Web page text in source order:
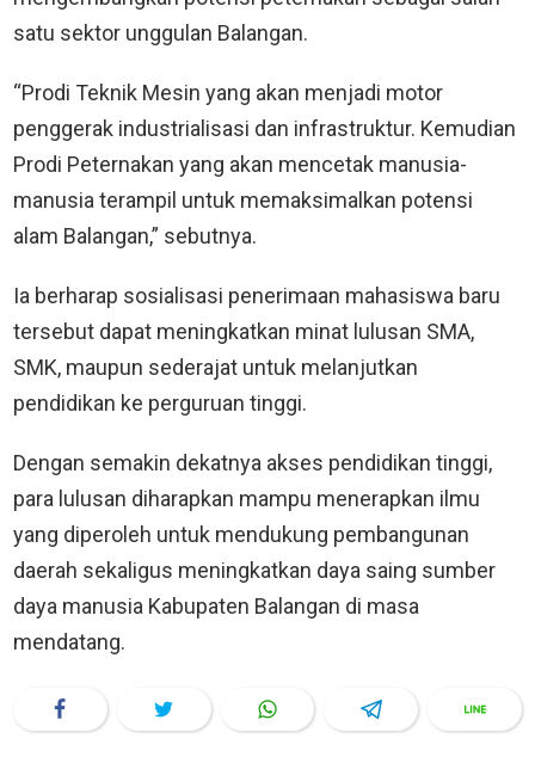
satu sektor unggulan Balangan.
“Prodi Teknik Mesin yang akan menjadi motor
penggerak industrialisasi dan infrastruktur. Kemudian
Prodi Peternakan yang akan mencetak manusia-
manusia terampil untuk memaksimalkan potensi
alam Balangan,” sebutnya.
Ia berharap sosialisasi penerimaan mahasiswa baru
tersebut dapat meningkatkan minat lulusan SMA,
SMK, maupun sederajat untuk melanjutkan
pendidikan ke perguruan tinggi.
Dengan semakin dekatnya akses pendidikan tinggi,
para lulusan diharapkan mampu menerapkan ilmu
yang diperoleh untuk mendukung pembangunan
daerah sekaligus meningkatkan daya saing sumber
daya manusia Kabupaten Balangan di masa
mendatang.